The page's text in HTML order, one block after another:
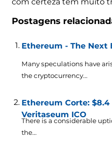
Postagens
Ethereum - The Next
Many speculations have
the cryptocurrency...
Ethereum Corte:
Veritaseum ICO
There is a considerable
the...